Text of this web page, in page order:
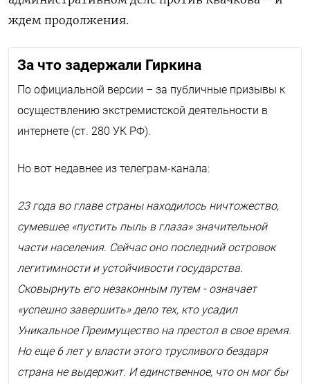
ждем продолжения.
За что задержали Гиркина
По официальной версии – за публичные призывы к
осуществлению экстремистской деятельности в
интернете (ст. 280 УК РФ).
Но вот недавнее из телеграм-канала:
23 года во главе страны находилось ничтожество,
сумевшее «пустить пыль в глаза» значительной
части населения. Сейчас оно последний островок
легитимности и устойчивости государства.
Сковырнуть его незаконным путем - означает
«успешно завершить» дело тех, кто усадил
Уникальное Преимущество на престол в свое время.
Но еще 6 лет у власти этого трусливого бездаря
страна не выдержит. И единственное, что он мог бы